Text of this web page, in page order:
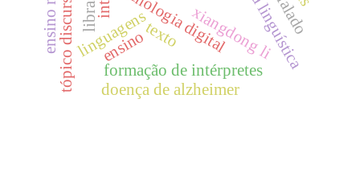
linguagens
ensino
tecnologia digital
texto xiangdong li
formação de intérpretes
doença de alzheimer
tópico discursivo libras